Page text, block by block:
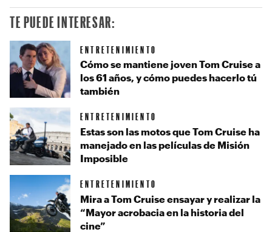
TE PUEDE INTERESAR:
ENTRETENIMIENTO
Cómo se mantiene joven Tom Cruise a
los 61 años, y cómo puedes hacerlo tú
también
ENTRETENIMIENTO
Estas son las motos que Tom Cruise ha
manejado en las películas de Misión
Imposible
ENTRETENIMIENTO
Mira a Tom Cruise ensayar y realizar la
“Mayor acrobacia en la historia del
cine”